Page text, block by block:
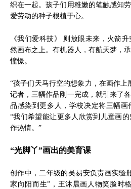
织在一起。孩子们用稚嫩的笔触感知
爱劳动的种子根植于心。
《我们爱科技》 则放眼未来，火箭
然画布之上。有机器人，有航天梦，
憧憬。
“孩子们天马行空的想象力，在画作上
记者，三幅作品刚一完成，就引来了
品感染到更多人，学校决定将三幅画
“我们希望能让更多人欣赏到儿童画
作热情。”
“光脚丫”画出的美育课
创作中，二年级的吴易安负责画实验
家向阳而生”，王沐晨画人物笑脸时